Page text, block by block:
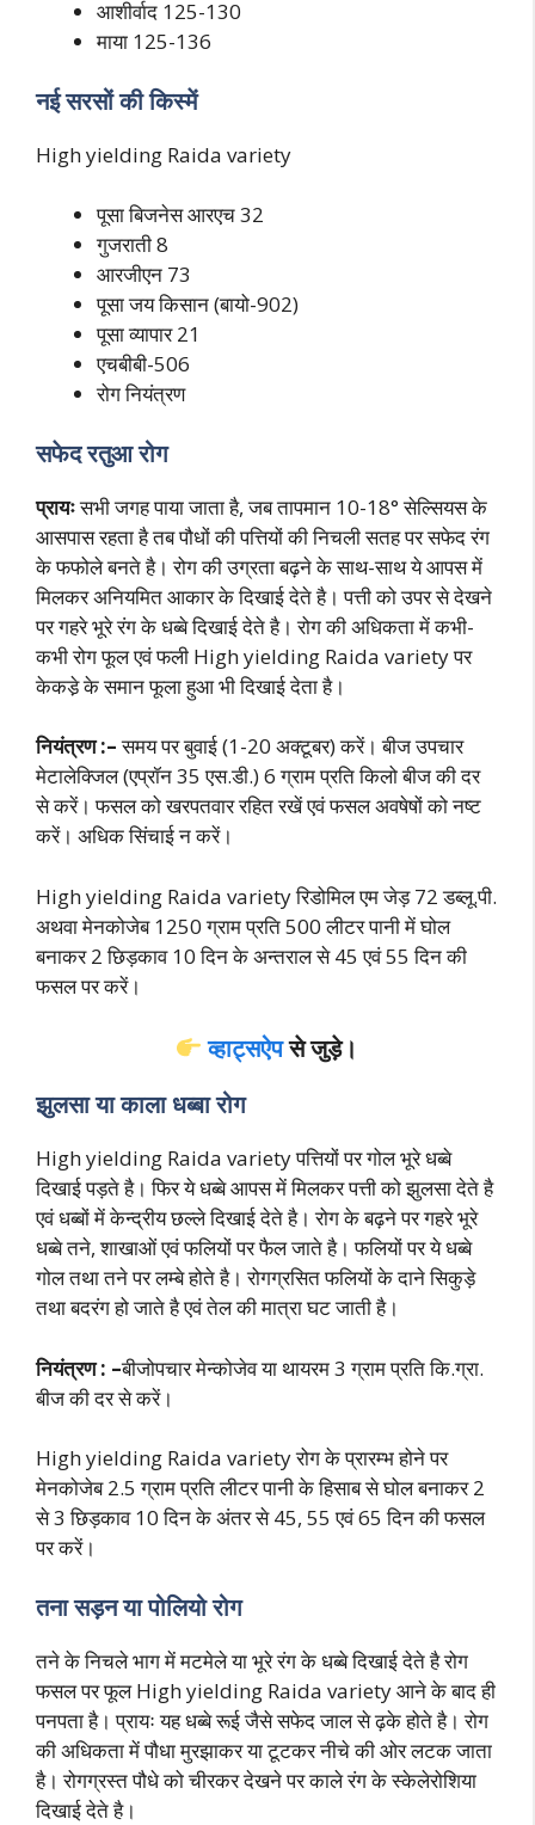
आशीर्वाद 125-130
माया 125-136
नई सरसों की किस्में
High yielding Raida variety
पूसा बिजनेस आरएच 32
गुजराती 8
आरजीएन 73
पूसा जय किसान (बायो-902)
पूसा व्यापार 21
एचबीबी-506
रोग नियंत्रण
सफेद रतुआ रोग
प्रायःसभी जगह पाया जाता है, जब तापमान 10-18° सेल्सियस के
आसपास रहता है तब पौधों की पत्तियों की निचली सतह पर सफेद रंग
के फफोले बनते है। रोग की उग्रता बढ़ने के साथ-साथ ये आपस में
मिलकर अनियमित आकार के दिखाई देते है। पत्ती को उपर से देखने
पर गहरे भूरे रंग के धब्बे दिखाई देते है। रोग की अधिकता में कभी-
कभी रोग फूल एवं फली High yielding Raida variety पर
केकडे़ के समान फूला हुआ भी दिखाई देता है।
नियंत्रण :–समय पर बुवाई (1-20 अक्टूबर) करें। बीज उपचार
मेटालेक्जिल (एप्रॉन 35 एस.डी.) 6 ग्राम प्रति किलो बीज की दर
से करें। फसल को खरपतवार रहित रखें एवं फसल अवषेषों को नष्ट
करें। अधिक सिंचाई न करें।
High yielding Raida variety रिडोमिल एम जेड़ 72 डब्लू.पी.
अथवा मेनकोजेब 1250 ग्राम प्रति 500 लीटर पानी में घोल
बनाकर 2 छिड़काव 10 दिन के अन्तराल से 45 एवं 55 दिन की
फसल पर करें।
व्हाट्सऐपसे जुड़े।
झुलसा या काला धब्बा रोग
High yielding Raida variety पत्तियों पर गोल भूरे धब्बे
दिखाई पड़ते है। फिर ये धब्बे आपस में मिलकर पत्ती को झुलसा देते है
एवं धब्बों में केन्द्रीय छल्ले दिखाई देते है। रोग के बढ़ने पर गहरे भूरे
धब्बे तने, शाखाओं एवं फलियों पर फैल जाते है। फलियों पर ये धब्बे
गोल तथा तने पर लम्बे होते है। रोगग्रसित फलियों के दाने सिकुड़े
तथा बदरंग हो जाते है एवं तेल की मात्रा घट जाती है।
नियंत्रण : –बीजोपचार मेन्कोजेव या थायरम 3 ग्राम प्रति कि.ग्रा.
बीज की दर से करें।
High yielding Raida variety रोग के प्रारम्भ होने पर
मेनकोजेब 2.5 ग्राम प्रति लीटर पानी के हिसाब से घोल बनाकर 2
से 3 छिड़काव 10 दिन के अंतर से 45, 55 एवं 65 दिन की फसल
पर करें।
तना सड़न या पोलियो रोग
तने के निचले भाग में मटमेले या भूरे रंग के धब्बे दिखाई देते है रोग
फसल पर फूल High yielding Raida variety आने के बाद ही
पनपता है। प्रायः यह धब्बे रूई जैसे सफेद जाल से ढ़के होते है। रोग
की अधिकता में पौधा मुरझाकर या टूटकर नीचे की ओर लटक जाता
है। रोगग्रस्त पौधे को चीरकर देखने पर काले रंग के स्केलेरोशिया
दिखाई देते है।